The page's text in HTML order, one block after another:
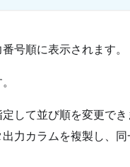
号順に表示されます。
して並び順を変更で
力カラムを複製し、